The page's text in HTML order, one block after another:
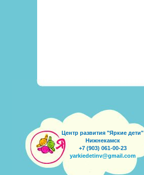
Центр развития "Яркие дети"
Нижнекамск
+7 (903) 061-00-23
yarkiedetinv@gmail.com